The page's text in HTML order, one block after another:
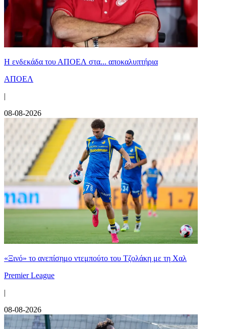
Η ενδεκάδα του ΑΠΟΕΛ στα... αποκαλυπτήρια
ΑΠΟΕΛ
|
08-08-2026
«Ξινό» το ανεπίσημο ντεμπούτο του Τζολάκη με τη Χαλ
Premier League
|
08-08-2026